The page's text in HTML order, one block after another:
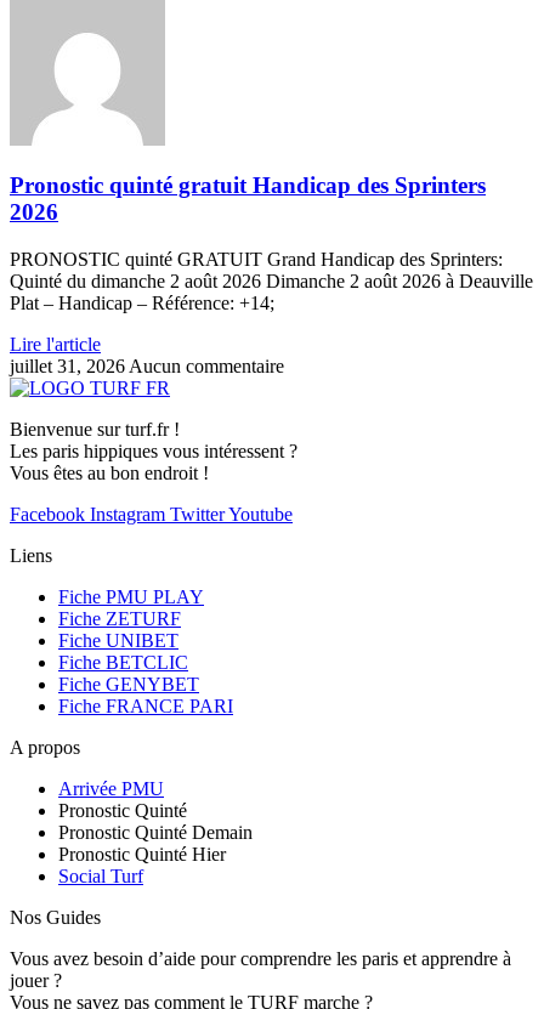
Pronostic quinté gratuit Handicap des Sprinters
2026
PRONOSTIC quinté GRATUIT Grand Handicap des Sprinters:
Quinté du dimanche 2 août 2026 Dimanche 2 août 2026 à Deauville
Plat – Handicap – Référence: +14;
Lire l'article
juillet 31, 2026 Aucun commentaire
Bienvenue sur turf.fr !
Les paris hippiques vous intéressent ?
Vous êtes au bon endroit !
Facebook Instagram TwitterYoutube
Liens
Fiche PMU PLAY
Fiche ZETURF
Fiche UNIBET
Fiche BETCLIC
Fiche GENYBET
Fiche FRANCE PARI
A propos
Arrivée PMU
Pronostic Quinté
Pronostic Quinté Demain
Pronostic Quinté Hier
Social Turf
Nos Guides
Vous avez besoin d’aide pour comprendre les paris et apprendre à
jouer ?
Vous ne savez pas comment le TURF marche ?